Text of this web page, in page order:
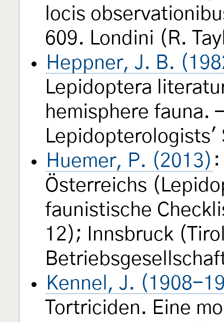
locis
609. Londini (R.
Heppner, J. B.
Lepidoptera
hemisphere fauna.
Huemer, P. (2013)
Österreichs
faunistische
12); Innsbruck
Kennel, J. (1908-
Tortriciden. Eine